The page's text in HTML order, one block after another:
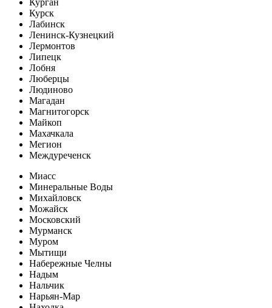
Курск
Лабинск
Ленинск-Кузнецкий
Лермонтов
Липецк
Лобня
Люберцы
Людиново
Магадан
Магнитогорск
Майкоп
Махачкала
Мегион
Междуреченск
Миасс
Минеральные Воды
Михайловск
Можайск
Московский
Мурманск
Муром
Мытищи
Набережные Челны
Надым
Нальчик
Нарьян-Мар